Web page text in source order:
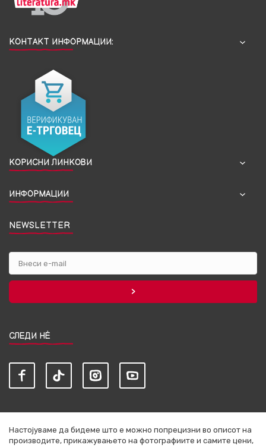
КОНТАКТ ИНФОРМАЦИИ:
КОРИСНИ ЛИНКОВИ
ИНФОРМАЦИИ
NEWSLETTER
СЛЕДИ НЀ
Настојуваме да бидеме што е можно попрецизни во описот на
производите, прикажувањето на фотографиите и самите цени,